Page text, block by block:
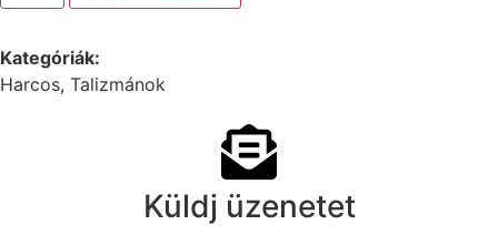
Kategóriák:
Harcos, Talizmánok
Küldj üzenetet